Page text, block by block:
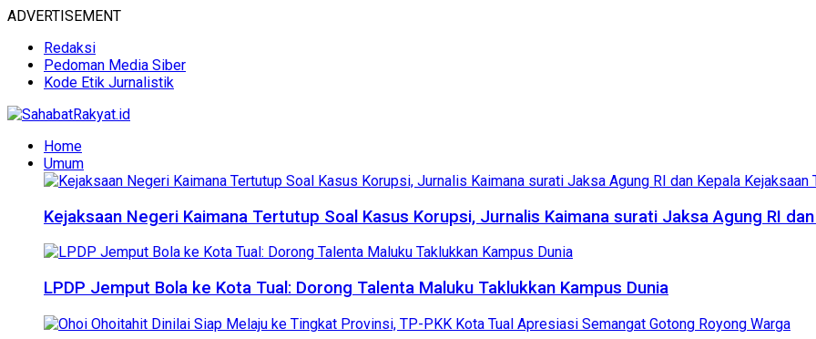
ADVERTISEMENT
Redaksi
Pedoman Media Siber
Kode Etik Jurnalistik
Home
Umum
Kejaksaan Negeri Kaimana Tertutup Soal Kasus Korupsi, Jurnalis Kaimana surati Jaksa Agung RI
LPDP Jemput Bola ke Kota Tual: Dorong Talenta Maluku Taklukkan Kampus Dunia